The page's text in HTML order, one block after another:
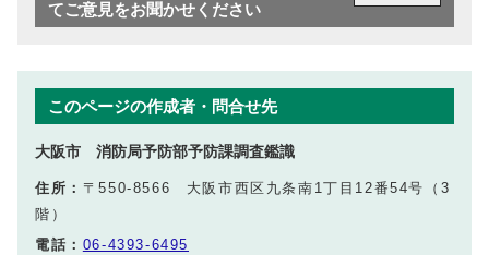
てご意見をお聞かせください
このページの作成者・問合せ先
大阪市 消防局予防部予防課調査鑑識
住所： 〒550-8566 大阪市西区九条南1丁目12番54号（3
階）
電話： 06-4393-6495